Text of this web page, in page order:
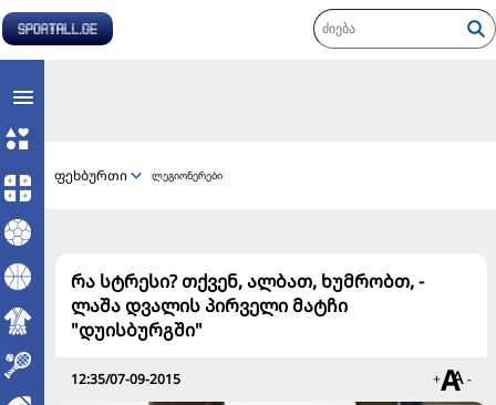
ფეხბურთი ლეგიონერები
რა სტრესი? თქვენ, ალბათ, ხუმრობთ, -
ლაშა დვალის პირველი მატჩი
"დუისბურგში"
12:35/07-09-2015 + -